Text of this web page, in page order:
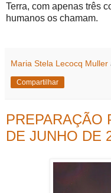
Terra, com apenas três
humanos os chamam.
Maria Stela Lecocq Muller
Compartilhar
PREPARAÇÃO
DE JUNHO DE